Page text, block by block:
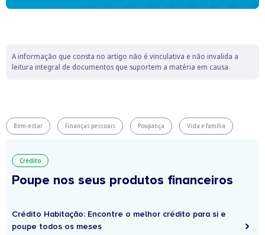
A informação que consta no artigo não é vinculativa e não invalida a
leitura integral de documentos que suportem a matéria em causa.
Bem-estar Finanças pessoais Poupança Vida e família
Crédito
Poupe nos seus produtos financeiros
Crédito Habitação: Encontre o melhor crédito para si e
poupe todos os meses